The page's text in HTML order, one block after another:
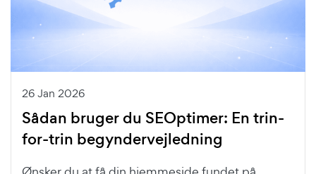
26 Jan 2026
Sådan bruger du SEOptimer: En trin-
for-trin begyndervejledning